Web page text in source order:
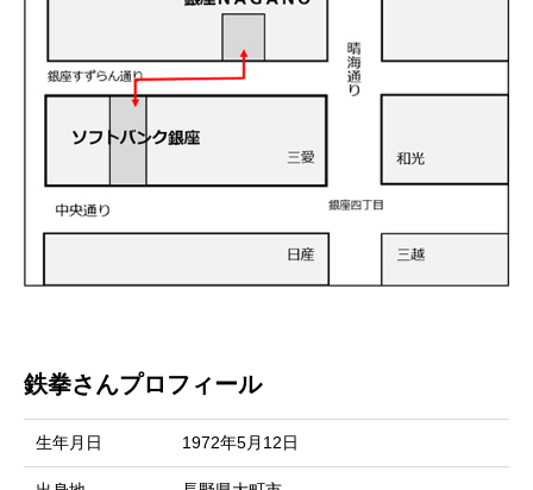
鉄拳さんプロフィール
生年月日 1972年5月12日